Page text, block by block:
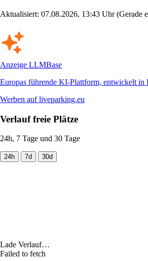
Aktualisiert: 07.08.2026, 13:43 Uhr(Gerade
Anzeige LLMBase
Europas führende KI-Plattform, entwickelt in
Werben auf liveparking.eu
Verlauf freie Plätze
24h, 7 Tage und 30 Tage
24h 7d 30d
Lade Verlauf…
Failed to fetch